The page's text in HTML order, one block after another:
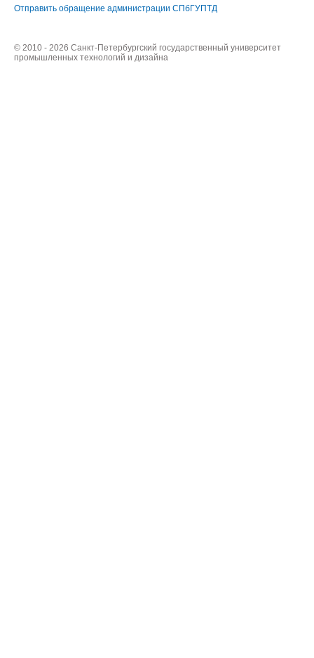
Отправить обращение администрации СПбГУПТД
© 2010 - 2026 Санкт-Петербургский государственный университет
промышленных технологий и дизайна